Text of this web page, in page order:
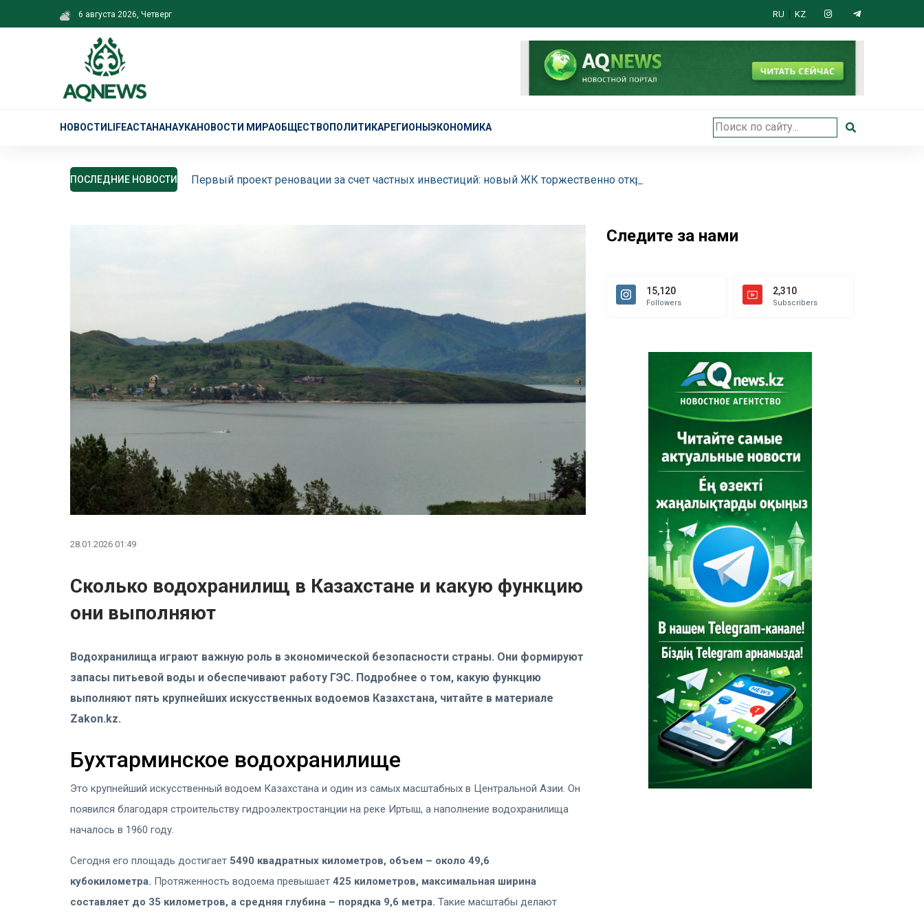
6 августа 2026, Четверг RU | KZ
НОВОСТИ LIFEАСТАНАНАУКАНОВОСТИ МИРАОБЩЕСТВО ПОЛИТИКАРЕГИОНЫ ЭКОНОМИКА
ПОСЛЕДНИЕ НОВОСТИ Первый проект реновации за счет частных инвестиций: новый ЖК торжественно открыли в Астане
28.01.2026 01:49
Сколько водохранилищ в Казахстане и какую функцию
они выполняют
Водохранилища играют важную роль в экономической безопасности страны. Они формируют
запасы питьевой воды и обеспечивают работу ГЭС. Подробнее о том, какую функцию
выполняют пять крупнейших искусственных водоемов Казахстана, читайте в материале
Zakon.kz.
Бухтарминское водохранилище
Это крупнейший искусственный водоем Казахстана и один из самых масштабных в Центральной Азии. Он
появился благодаря строительству гидроэлектростанции на реке Иртыш, а наполнение водохранилища
началось в 1960 году.
Сегодня его площадь достигает 5490 квадратных километров, объем – около 49,6
кубокилометра. Протяженность водоема превышает 425 километров, максимальная ширина
составляет до 35 километров, а средняя глубина – порядка 9,6 метра. Такие масштабы делают
Следите за нами
15,120
Followers
2,310
Subscribers